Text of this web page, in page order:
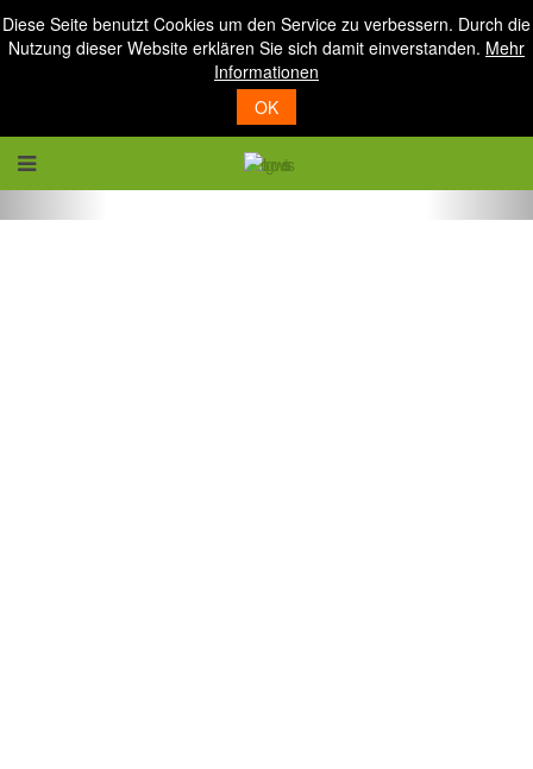
Diese Seite benutzt Cookies um den Service zu verbessern. Durch die
Nutzung dieser Website erklären Sie sich damit einverstanden. Mehr
Informationen
OK